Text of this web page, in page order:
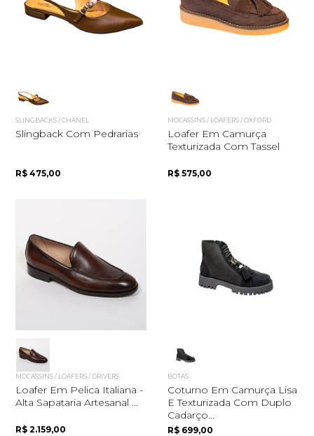
Quero me cadastrar
SLINGBACKS / CHANEL
Slingback Com Pedrarias
R$ 475,00
MOCASSINS / LOAFERS / OXFORD
Loafer Em Camurça
Texturizada Com Tassel
R$ 575,00
MOCASSINS / LOAFERS / DRIVERS
Loafer Em Pelica Italiana -
Alta Sapataria Artesanal ...
R$ 2.159,00
BOTAS
Coturno Em Camurça Lisa
E Texturizada Com Duplo
Cadarço...
R$ 699,00